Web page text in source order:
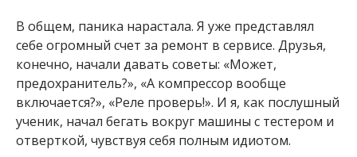
В общем, паника нарастала. Я уже представлял
себе огромный счет за ремонт в сервисе. Друзья,
конечно, начали давать советы: «Может,
предохранитель?», «А компрессор вообще
включается?», «Реле проверь!». И я, как послушный
ученик, начал бегать вокруг машины с тестером и
отверткой, чувствуя себя полным идиотом.